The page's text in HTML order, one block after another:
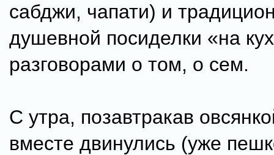
сабджи, чапати) и
душевной посиделки «на
разговорами о том, о сем.
С утра, позавтракав
вместе двинулись (уже